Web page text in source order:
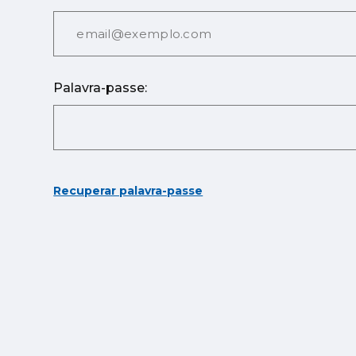
Palavra-passe:
Recuperar palavra-passe